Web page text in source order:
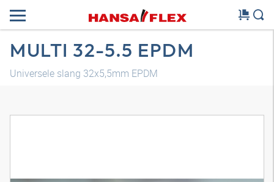
MULTI 32-5.5 EPDM
Universele slang 32x5,5mm EPDM